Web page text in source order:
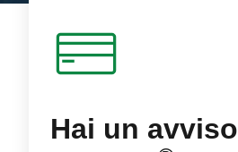
Hai un avviso